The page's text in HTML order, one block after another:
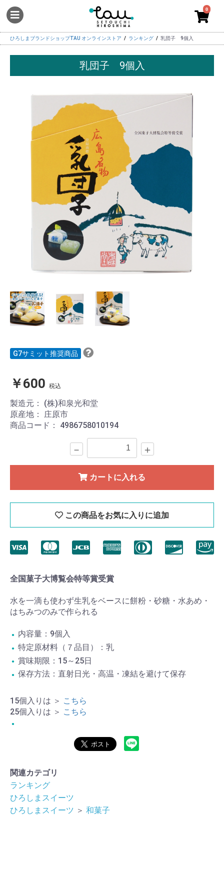
0
ひろしまブランドショップTAU オンラインストア ランキング 乳団子 9個入
乳団子 9個入
G7サミット推奨商品
￥600 税込
製造元： (株)和泉光和堂
原産地： 庄原市
商品コード： 4986758010194
－ ＋
カートに入れる
この商品をお気に入りに追加
全国菓子大博覧会特等賞受賞
水を一滴も使わず生乳をベースに餅粉・砂糖・水あめ・
はちみつのみで作られる
内容量：9個入
特定原材料（７品目）：乳
賞味期限：15～25日
保存方法：直射日光・高温・凍結を避けて保存
15個入りは ＞ こちら
25個入りは ＞ こちら
関連カテゴリ
ランキング
ひろしまスイーツ
ひろしまスイーツ ＞ 和菓子